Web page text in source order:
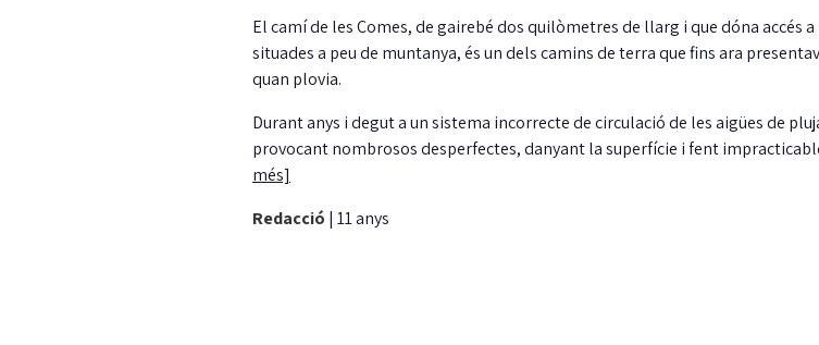
El camí de les Comes, de gairebé dos quilòmetres de llarg i que dóna accés
situades a peu de muntanya, és un dels camins de terra que fins ara
quan plovia.
Durant anys i degut a un sistema incorrecte de circulació de les aigües de
provocant nombrosos desperfectes, danyant la superfície i fent impracticable
més]
Redacció | 11 anys